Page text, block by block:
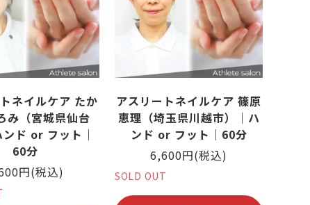
ネイルケア たか
み（宮城県仙台
ド or フット｜
60分
円(税込)
アスリートネイルケア 篠原
恵理（埼玉県川越市）｜ハ
ンド or フット｜60分
6,600円(税込)
SOLD OUT